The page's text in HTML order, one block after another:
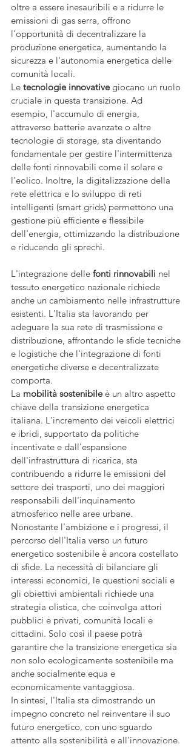
oltre a essere inesauribili e a ridurre le
emissioni di gas serra, offrono
l'opportunità di decentralizzare la
produzione energetica, aumentando la
sicurezza e l'autonomia energetica delle
comunità locali.
Le tecnologie innovative giocano un ruolo
cruciale in questa transizione. Ad
esempio, l'accumulo di energia,
attraverso batterie avanzate o altre
tecnologie di storage, sta diventando
fondamentale per gestire l'intermittenza
delle fonti rinnovabili come il solare e
l'eolico. Inoltre, la digitalizzazione della
rete elettrica e lo sviluppo di reti
intelligenti (smart grids) permettono una
gestione più efficiente e flessibile
dell'energia, ottimizzando la distribuzione
e riducendo gli sprechi.
L'integrazione delle fonti rinnovabili nel
tessuto energetico nazionale richiede
anche un cambiamento nelle infrastrutture
esistenti. L'Italia sta lavorando per
adeguare la sua rete di trasmissione e
distribuzione, affrontando le sfide tecniche
e logistiche che l'integrazione di fonti
energetiche diverse e decentralizzate
comporta.
La mobilità sostenibile è un altro aspetto
chiave della transizione energetica
italiana. L'incremento dei veicoli elettrici
e ibridi, supportato da politiche
incentivate e dall'espansione
dell'infrastruttura di ricarica, sta
contribuendo a ridurre le emissioni del
settore dei trasporti, uno dei maggiori
responsabili dell'inquinamento
atmosferico nelle aree urbane.
Nonostante l'ambizione e i progressi, il
percorso dell'Italia verso un futuro
energetico sostenibile è ancora costellato
di sfide. La necessità di bilanciare gli
interessi economici, le questioni sociali e
gli obiettivi ambientali richiede una
strategia olistica, che coinvolga attori
pubblici e privati, comunità locali e
cittadini. Solo così il paese potrà
garantire che la transizione energetica sia
non solo ecologicamente sostenibile ma
anche socialmente equa e
economicamente vantaggiosa.
In sintesi, l'Italia sta dimostrando un
impegno concreto nel reinventare il suo
futuro energetico, con uno sguardo
attento alla sostenibilità e all'innovazione.